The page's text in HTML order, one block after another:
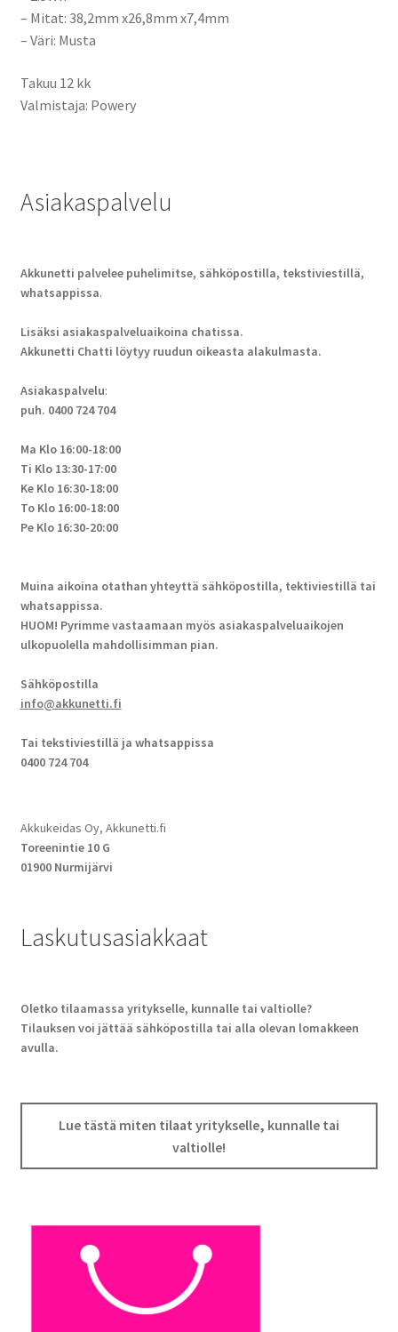
– Mitat: 38,2mm x26,8mm x7,4mm
– Väri: Musta
Takuu 12 kk
Valmistaja: Powery
Asiakaspalvelu
Akkunetti palvelee puhelimitse, sähköpostilla, tekstiviestillä,
whatsappissa.
Lisäksi asiakaspalveluaikoina chatissa.
Akkunetti Chatti löytyy ruudun oikeasta alakulmasta.
Asiakaspalvelu:
puh. 0400 724 704
Ma Klo 16:00-18:00
Ti Klo 13:30-17:00
Ke Klo 16:30-18:00
To Klo 16:00-18:00
Pe Klo 16:30-20:00
Muina aikoina otathan yhteyttä sähköpostilla, tektiviestillä tai
whatsappissa.
HUOM! Pyrimme vastaamaan myös asiakaspalveluaikojen
ulkopuolella mahdollisimman pian.
Sähköpostilla
info@akkunetti.fi
Tai tekstiviestillä ja whatsappissa
0400 724 704
Akkukeidas Oy, Akkunetti.fi
Toreenintie 10 G
01900 Nurmijärvi
Laskutusasiakkaat
Oletko tilaamassa yritykselle, kunnalle tai valtiolle?
Tilauksen voi jättää sähköpostilla tai alla olevan lomakkeen
avulla.
Lue tästä miten tilaat yritykselle, kunnalle tai
valtiolle!